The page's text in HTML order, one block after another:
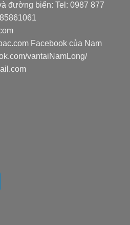
đường biển: Tel: 0987 877
Facebook của Nam
vantaiNamLong/